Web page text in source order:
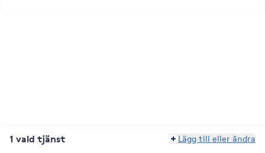
1 vald tjänst Lägg till eller ändra